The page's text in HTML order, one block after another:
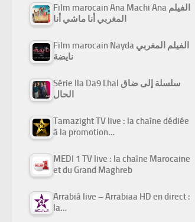
Film marocain Ana Machi Ana الفيلم
المغربي أنا ماشي أنا
Film marocain Nayda الفيلم المغربي
نايضة
Série Ila Da9 Lhal سلسلة إلى ضاق
الحال
Tamazight TV live : la chaîne dédiée
à la promotion…
MEDI 1 TV live : la chaîne Marocaine
et du Grand Maghreb
Arrabiâ live – Arrabiaa HD en direct :
la…